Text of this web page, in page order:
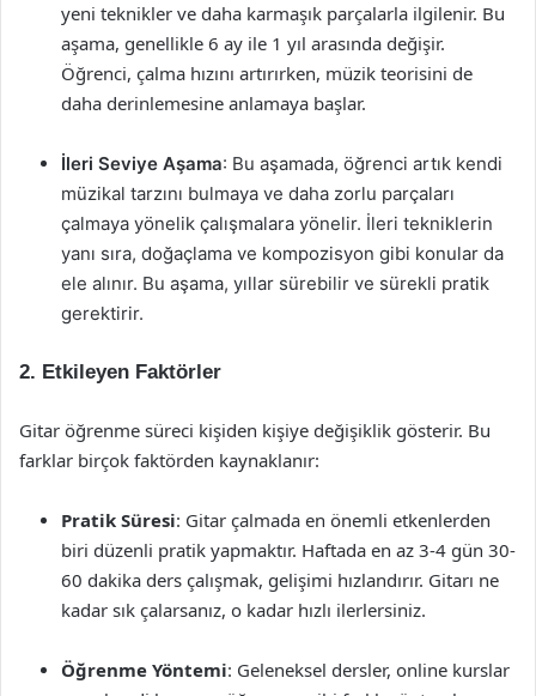
yeni teknikler ve daha karmaşık parçalarla ilgilenir. Bu
aşama, genellikle 6 ay ile 1 yıl arasında değişir.
Öğrenci, çalma hızını artırırken, müzik teorisini de
daha derinlemesine anlamaya başlar.
İleri Seviye Aşama: Bu aşamada, öğrenci artık kendi
müzikal tarzını bulmaya ve daha zorlu parçaları
çalmaya yönelik çalışmalara yönelir. İleri tekniklerin
yanı sıra, doğaçlama ve kompozisyon gibi konular da
ele alınır. Bu aşama, yıllar sürebilir ve sürekli pratik
gerektirir.
2. Etkileyen Faktörler
Gitar öğrenme süreci kişiden kişiye değişiklik gösterir. Bu
farklar birçok faktörden kaynaklanır:
Pratik Süresi: Gitar çalmada en önemli etkenlerden
biri düzenli pratik yapmaktır. Haftada en az 3-4 gün 30-
60 dakika ders çalışmak, gelişimi hızlandırır. Gitarı ne
kadar sık çalarsanız, o kadar hızlı ilerlersiniz.
Öğrenme Yöntemi: Geleneksel dersler, online kurslar